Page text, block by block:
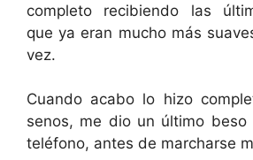
completo recibiendo las
que ya eran mucho más
vez.
Cuando acabo lo hizo
senos, me dio un último
teléfono, antes de marcharse